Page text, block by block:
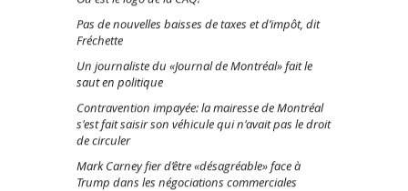
Pas de nouvelles baisses de taxes et d’impôt, dit
Fréchette
Un journaliste du «Journal de Montréal» fait le
saut en politique
Contravention impayée: la mairesse de Montréal
s'est fait saisir son véhicule qui n'avait pas le droit
de circuler
Mark Carney fier d’être «désagréable» face à
Trump dans les négociations commerciales